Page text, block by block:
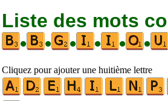
Liste des mots
•
• • • • •
Cliquez pour ajouter une huitième lettre